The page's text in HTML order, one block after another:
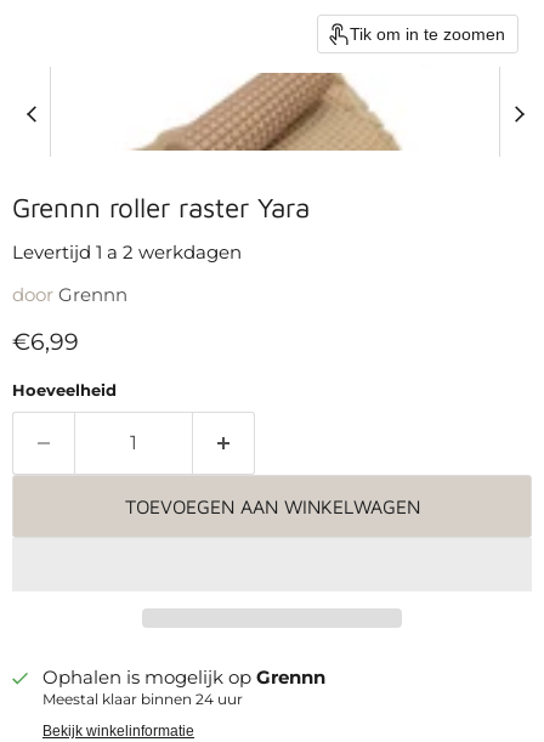
Tik om in te zoomen
Grennn roller raster Yara
Levertijd 1 a 2 werkdagen
door Grennn
Huidige prijs
€6,99
Hoeveelheid
TOEVOEGEN AAN WINKELWAGEN
Ophalen is mogelijk op Grennn
Meestal klaar binnen 24 uur
Bekijk winkelinformatie